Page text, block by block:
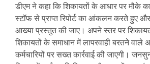
डीएम ने कहा कि शिकायतों के आधार पर मौके
स्टॉफ से प्राप्त रिपोर्ट का आंकलन करते हुए
आख्या प्रस्तुत की जाए। अपने स्तर पर
शिकायतों के समाधान में लापरवाही बरतने वाले
कर्मचारियों पर सख्त कार्रवाई की जाएगी।